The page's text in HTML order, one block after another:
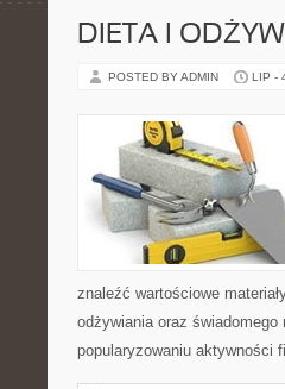
DIETA I
POSTED BY ADMIN LIP -
znaleźć wartościowe
odżywiania oraz świadomego
popularyzowaniu aktywności